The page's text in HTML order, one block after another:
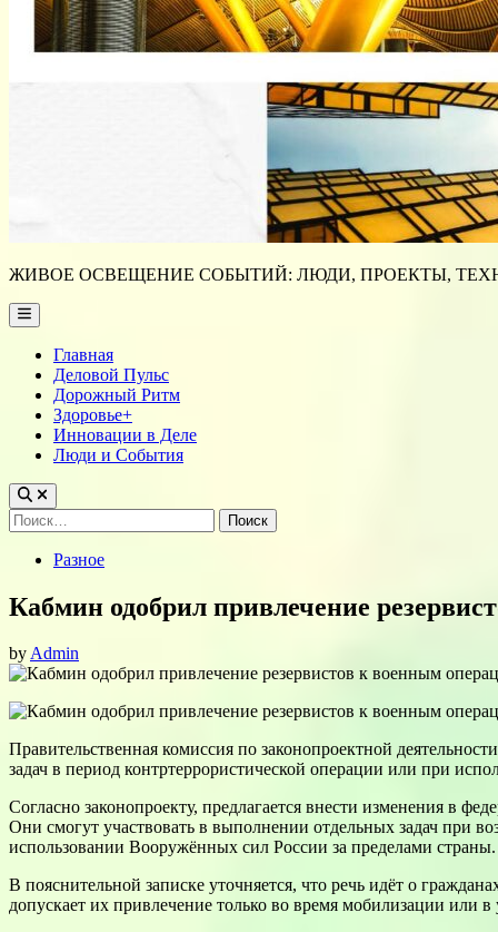
ЖИВОЕ ОСВЕЩЕНИЕ СОБЫТИЙ: ЛЮДИ, ПРОЕКТЫ,
Main
Menu
Главная
Деловой Пульс
Дорожный Ритм
Здоровье+
Инновации в Деле
Люди и События
Найти:
PostedРазное
Кабмин одобрил привлечение
byAdmin
Правительственная комиссия по законопроектной
задач в период контртеррористической операции или при
Согласно законопроекту, предлагается внести изменения в
Они смогут участвовать в выполнении отдельных задач при
использовании Вооружённых сил России за пределами страны.
В пояснительной записке уточняется, что речь идёт о
допускает их привлечение только во время мобилизации или